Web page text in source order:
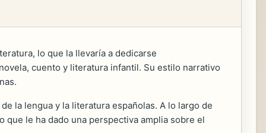
lo que la llevaría a dedicarse
cuento y literatura infantil. Su estilo narrativo
la lengua y la literatura españolas. A lo largo de
le ha dado una perspectiva amplia sobre el